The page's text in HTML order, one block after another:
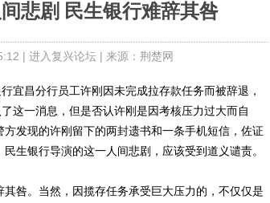
悲剧 民生银行难辞其咎
| 进入复兴论坛| 来源：荆楚网
昌分行员工许刚因未完成拉存款任务而被辞退，
这一消息，但是否认许刚是因考核压力过大而自
发现的许刚留下的两封遗书和一条手机短信，佐证
生银行导演的这一人间悲剧，应该受到道义谴责。
。当然，因揽存任务承受巨大压力的，不仅仅是